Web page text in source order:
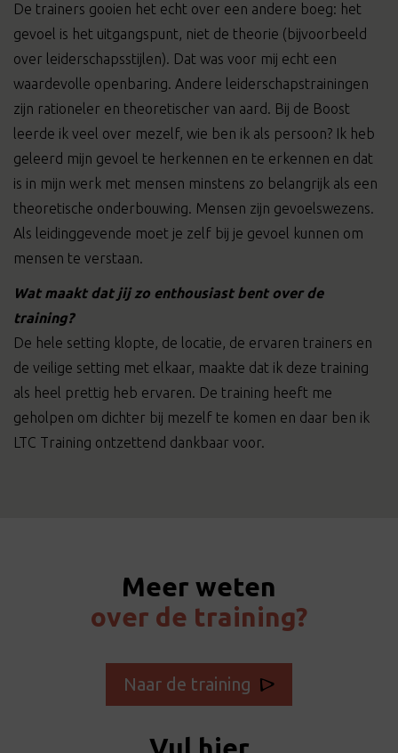
De trainers gooien het echt over een andere boeg: het
gevoel is het uitgangspunt, niet de theorie (bijvoorbeeld
over leiderschapsstijlen). Dat was voor mij echt een
waardevolle openbaring. Andere leiderschapstrainingen
zijn rationeler en theoretischer van aard. Bij de Boost
leerde ik veel over mezelf, wie ben ik als persoon? Ik heb
geleerd mijn gevoel te herkennen en te erkennen en dat
is in mijn werk met mensen minstens zo belangrijk als een
theoretische onderbouwing. Mensen zijn gevoelswezens.
Als leidinggevende moet je zelf bij je gevoel kunnen om
mensen te verstaan.
Wat maakt dat jij zo enthousiast bent over de
training?
De hele setting klopte, de locatie, de ervaren trainers en
de veilige setting met elkaar, maakte dat ik deze training
als heel prettig heb ervaren. De training heeft me
geholpen om dichter bij mezelf te komen en daar ben ik
LTC Training ontzettend dankbaar voor.
Meer weten
over de training?
Naar de training